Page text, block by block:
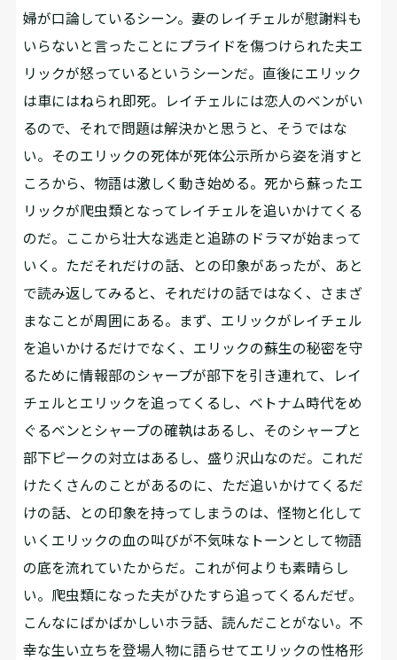
婦が口論しているシーン。妻のレイチェルが慰謝料も
いらないと言ったことにプライドを傷つけられた夫エ
リックが怒っているというシーンだ。直後にエリック
は車にはねられ即死。レイチェルには恋人のベンがい
るので、それで問題は解決かと思うと、そうではな
い。そのエリックの死体が死体公示所から姿を消すと
ころから、物語は激しく動き始める。死から蘇ったエ
リックが爬虫類となってレイチェルを追いかけてくる
のだ。ここから壮大な逃走と追跡のドラマが始まって
いく。ただそれだけの話、との印象があったが、あと
で読み返してみると、それだけの話ではなく、さまざ
まなことが周囲にある。まず、エリックがレイチェル
を追いかけるだけでなく、エリックの蘇生の秘密を守
るために情報部のシャープが部下を引き連れて、レイ
チェルとエリックを追ってくるし、ベトナム時代をめ
ぐるベンとシャープの確執はあるし、そのシャープと
部下ピークの対立はあるし、盛り沢山なのだ。これだ
けたくさんのことがあるのに、ただ追いかけてくるだ
けの話、との印象を持ってしまうのは、怪物と化して
いくエリックの血の叫びが不気味なトーンとして物語
の底を流れていたからだ。これが何よりも素晴らし
い。爬虫類になった夫がひたすら追ってくるんだぜ。
こんなにばかばかしいホラ話、読んだことがない。不
幸な生い立ちを登場人物に語らせてエリックの性格形